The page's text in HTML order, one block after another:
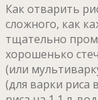
Как отварить
сложного, как
тщательно
хорошенько
(или
(для варки риса